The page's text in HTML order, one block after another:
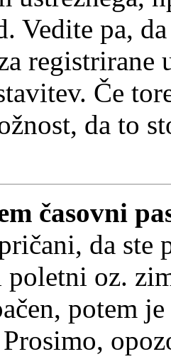
Vedite pa,
registrirane
Če
da to
časovni
da
oz.
potem